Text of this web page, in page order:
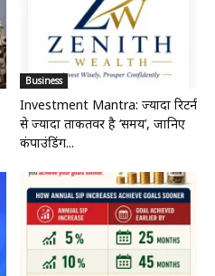
Business
Investment Mantra: ज्यादा रिटर्न
से ज्यादा ताकतवर है ‘समय’, जानिए
कंपाउंडिंग...